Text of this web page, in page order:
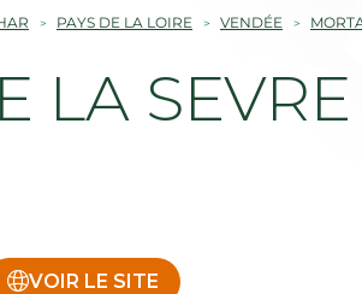
PAYS DE LA LOIRE VENDÉE
LA
VOIR LE SITE